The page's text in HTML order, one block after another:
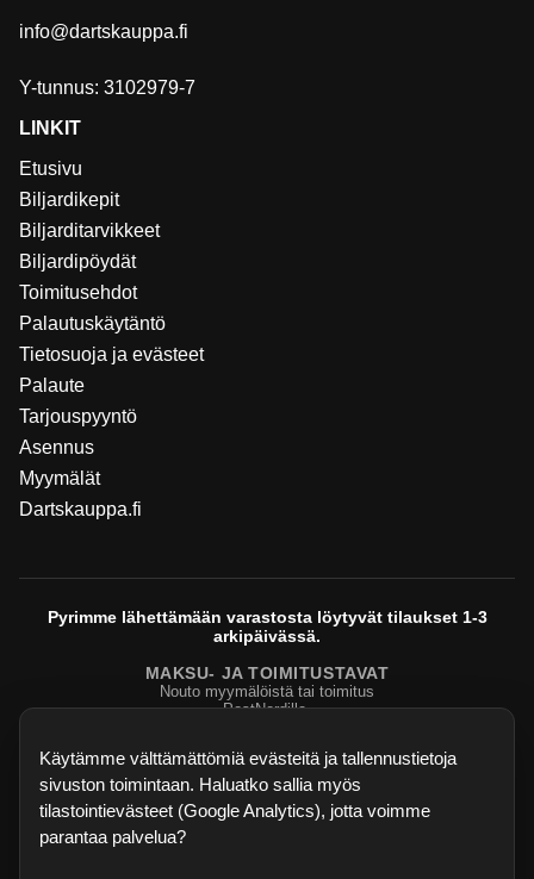
info@dartskauppa.fi
Y-tunnus: 3102979-7
LINKIT
Etusivu
Biljardikepit
Biljarditarvikkeet
Biljardipöydät
Toimitusehdot
Palautuskäytäntö
Tietosuoja ja evästeet
Palaute
Tarjouspyyntö
Asennus
Myymälät
Dartskauppa.fi
Pyrimme lähettämään varastosta löytyvät tilaukset 1-3
arkipäivässä.
MAKSU- JA TOIMITUSTAVAT
Nouto myymälöistä tai toimitus
PostNordilla.
Evasteasetukset
Käytämme välttämättömiä evästeitä ja tallennustietoja
sivuston toimintaan. Haluatko sallia myös
tilastointievästeet (Google Analytics), jotta voimme
parantaa palvelua?